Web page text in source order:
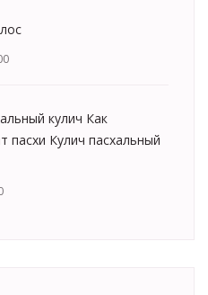
кулич Как
пасхи Кулич пасхальный